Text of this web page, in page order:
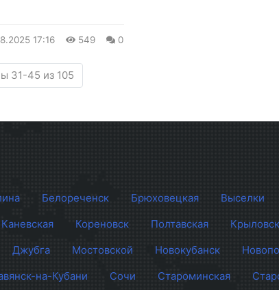
17:16 549 0
31-45 из 105
Белореченск Брюховецкая Выселки
Каневская Кореновск Полтавская
Джубга Мостовской Новокубанск
на-Кубани Сочи Староминская